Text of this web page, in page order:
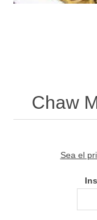
Chaw
Sea el